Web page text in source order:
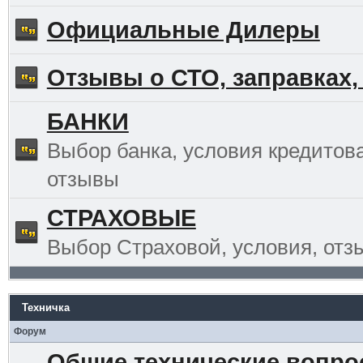
Официальные Дилеры
Отзывы о СТО, заправках,
БАНКИ
Выбор банка, условия
отзывы
СТРАХОВЫЕ
Выбор Страховой, условия,
Техничка
Форум